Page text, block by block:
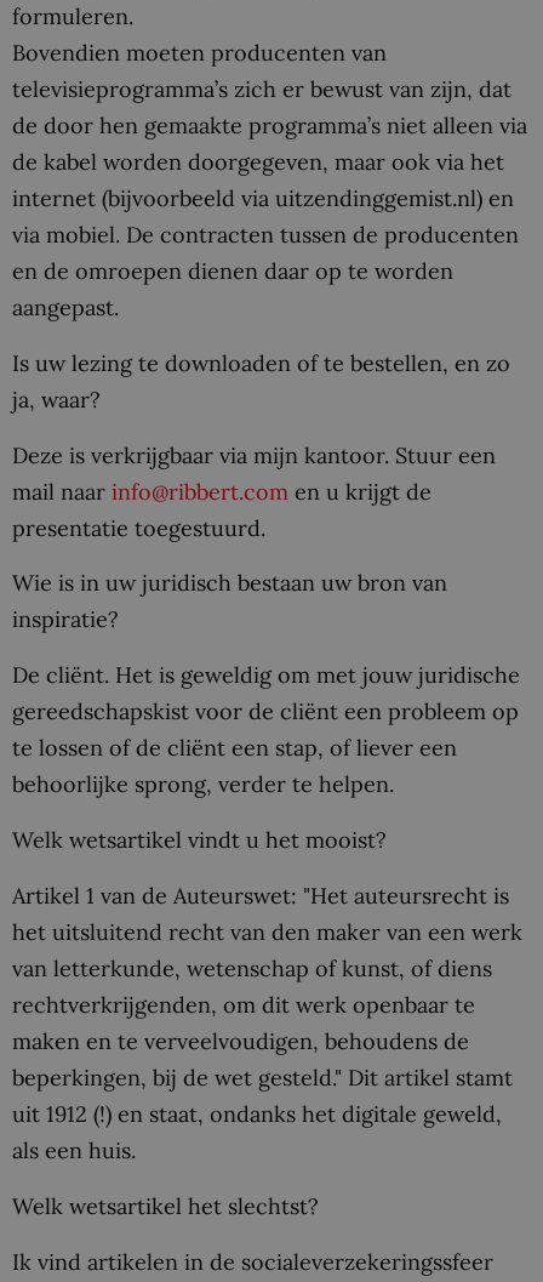
formuleren.
Bovendien moeten producenten van
televisieprogramma’s zich er bewust van zijn, dat
de door hen gemaakte programma’s niet alleen via
de kabel worden doorgegeven, maar ook via het
internet (bijvoorbeeld via uitzendinggemist.nl) en
via mobiel. De contracten tussen de producenten
en de omroepen dienen daar op te worden
aangepast.
Is uw lezing te downloaden of te bestellen, en zo
ja, waar?
Deze is verkrijgbaar via mijn kantoor. Stuur een
mail naar info@ribbert.com en u krijgt de
presentatie toegestuurd.
Wie is in uw juridisch bestaan uw bron van
inspiratie?
De cliënt. Het is geweldig om met jouw juridische
gereedschapskist voor de cliënt een probleem op
te lossen of de cliënt een stap, of liever een
behoorlijke sprong, verder te helpen.
Welk wetsartikel vindt u het mooist?
Artikel 1 van de Auteurswet: "Het auteursrecht is
het uitsluitend recht van den maker van een werk
van letterkunde, wetenschap of kunst, of diens
rechtverkrijgenden, om dit werk openbaar te
maken en te verveelvoudigen, behoudens de
beperkingen, bij de wet gesteld." Dit artikel stamt
uit 1912 (!) en staat, ondanks het digitale geweld,
als een huis.
Welk wetsartikel het slechtst?
Ik vind artikelen in de socialeverzekeringssfeer